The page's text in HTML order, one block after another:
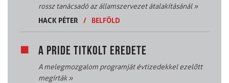
rossz tanácsadó az államszervezet átalakításánál»
HACK PÉTER
/ BELFÖLD
A PRIDE TITKOLT EREDETE
A melegmozgalom programját évtizedekkel ezelőtt
megírták»